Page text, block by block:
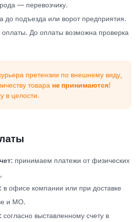
— перевозчику.
до подъезда или ворот предприятия.
оплаты. До оплаты возможна проверка
претензии по внешнему виду,
товара не принимаются!
в целости.
принимаем платежи от физических
в офисе компании или при доставке
и МО.
согласно выставленному счету в